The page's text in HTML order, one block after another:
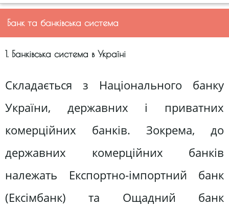
Банк та банківська система
1. Банківська система в Україні
Складається з Національного банку
України, державних і приватних
комерційних банків. Зокрема, до
державних комерційних банків
належать Експортно-імпортний банк
(Ексімбанк) та Ощадний банк